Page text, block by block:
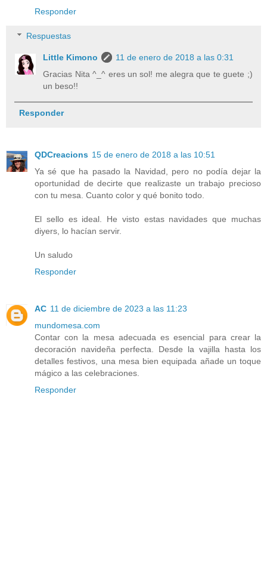
Responder
Respuestas
Little Kimono
11 de enero de 2018 a las 0:31
Gracias Nita ^_^ eres un sol! me alegra que te guete ;)
un beso!!
Responder
QDCreacions 15 de enero de 2018 a las 10:51
Ya sé que ha pasado la Navidad, pero no podía dejar la
oportunidad de decirte que realizaste un trabajo precioso
con tu mesa. Cuanto color y qué bonito todo.
El sello es ideal. He visto estas navidades que muchas
diyers, lo hacían servir.
Un saludo
Responder
AC 11 de diciembre de 2023 a las 11:23
mundomesa.com
Contar con la mesa adecuada es esencial para crear la
decoración navideña perfecta. Desde la vajilla hasta los
detalles festivos, una mesa bien equipada añade un toque
mágico a las celebraciones.
Responder